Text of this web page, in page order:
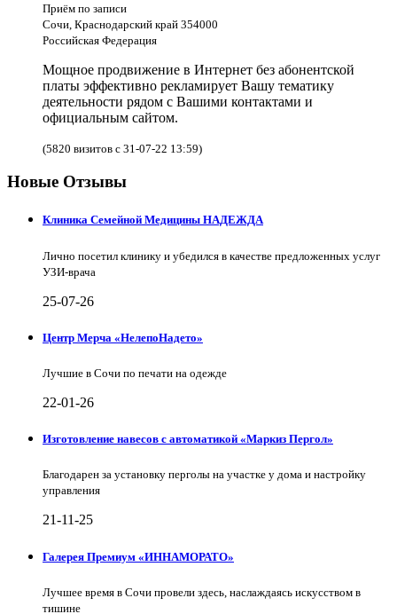
Приём по записи
Сочи, Краснодарский край 354000
Российская Федерация
Мощное продвижение в Интернет без абонентской
платы эффективно рекламирует Вашу тематику
деятельности рядом с Вашими контактами и
официальным сайтом.
(5820 визитов с 31-07-22 13:59)
Новые Отзывы
Клиника Семейной Медицины НАДЕЖДА
Лично посетил клинику и убедился в качестве предложенных услуг
УЗИ-врача
25-07-26
Центр Мерча «НелепоНадето»
Лучшие в Сочи по печати на одежде
22-01-26
Изготовление навесов с автоматикой «Маркиз Пергол»
Благодарен за установку перголы на участке у дома и настройку
управления
21-11-25
Галерея Премиум «ИННАМОРАТО»
Лучшее время в Сочи провели здесь, наслаждаясь искусством в
тишине